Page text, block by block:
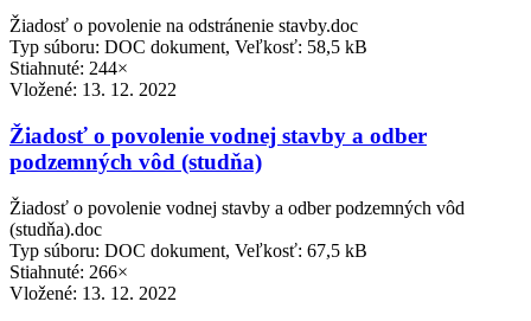
Žiadosť o povolenie na odstránenie stavby.doc
Typ súboru: DOC dokument, Veľkosť: 58,5 kB
Stiahnuté: 244×
Vložené: 13. 12. 2022
Žiadosť o povolenie vodnej stavby a odber
podzemných vôd (studňa)
Žiadosť o povolenie vodnej stavby a odber podzemných vôd
(studňa).doc
Typ súboru: DOC dokument, Veľkosť: 67,5 kB
Stiahnuté: 266×
Vložené: 13. 12. 2022